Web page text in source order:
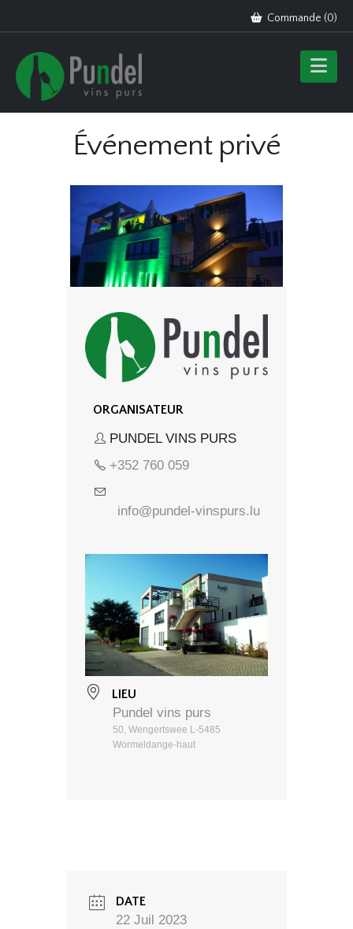
Commande (0)
Événement privé
ORGANISATEUR
PUNDEL VINS PURS
+352 760 059
info@pundel-vinspurs.lu
LIEU
Pundel vins purs
50, Wengertswee L-5485
Wormeldange-haut
DATE
22 Juil 2023